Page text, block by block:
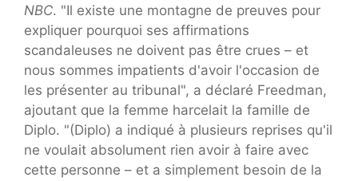
NBC. "Il existe une montagne de preuves pour
expliquer pourquoi ses affirmations
scandaleuses ne doivent pas être crues – et
nous sommes impatients d'avoir l'occasion de
les présenter au tribunal", a déclaré Freedman,
ajoutant que la femme harcelait la famille de
Diplo. "(Diplo) a indiqué à plusieurs reprises qu'il
ne voulait absolument rien avoir à faire avec
cette personne – et a simplement besoin de la